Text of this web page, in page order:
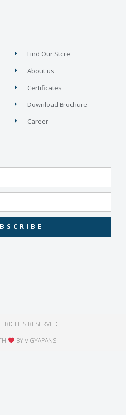
Find Our Store
About us
Certificates
Download Brochure
Career
RIGHTS RESERVED​
BY VIGYAPANS